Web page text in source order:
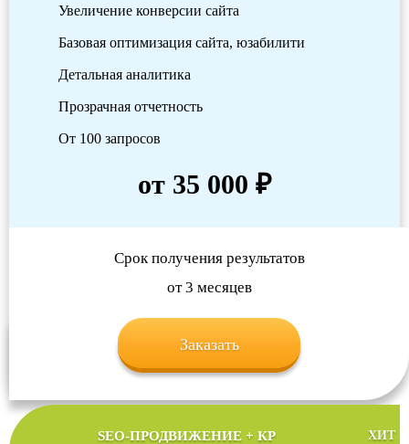
Увеличение конверсии сайта
Базовая оптимизация сайта, юзабилити
Детальная аналитика
Прозрачная отчетность
От 100 запросов
от 35 000 ₽
Срок получения результатов
от 3 месяцев
Заказать
SEO-ПРОДВИЖЕНИЕ + КР ХИТ